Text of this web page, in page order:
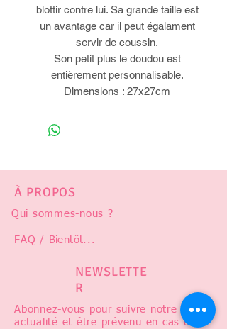
blottir contre lui. Sa grande taille est
un avantage car il peut égalament
servir de coussin.
Son petit plus le doudou est
entièrement personnalisable.
Dimensions : 27x27cm
À PROPOS
Qui sommes-nous ?
FAQ / Bientôt...
NEWSLETTE
R
Abonnez-vous pour suivre notre
actualité et être prévenu en cas de